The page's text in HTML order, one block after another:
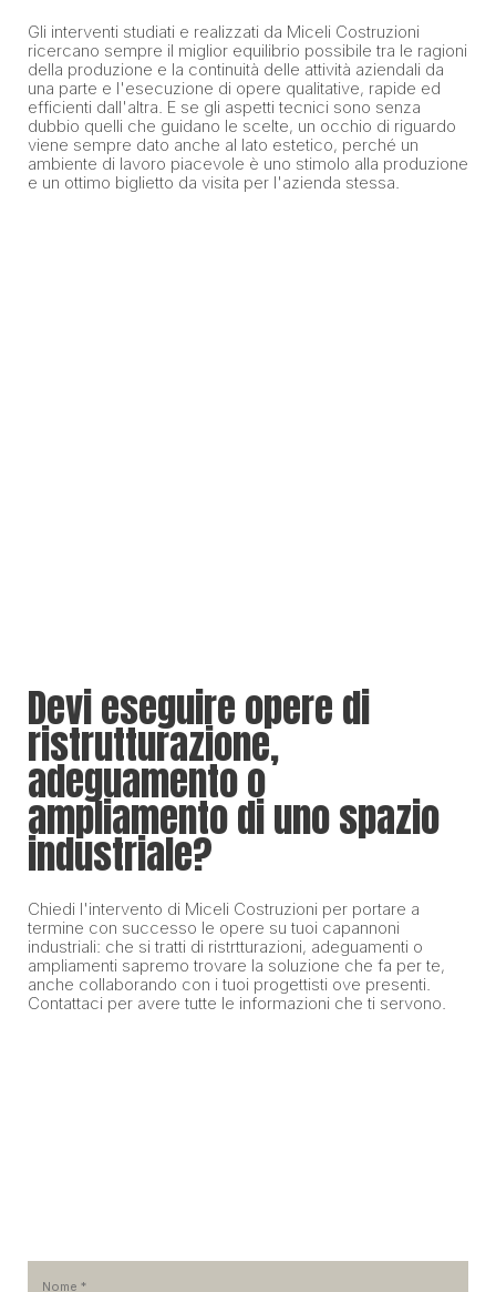
Gli interventi studiati e realizzati da Miceli Costruzioni
ricercano sempre il miglior equilibrio possibile tra le ragioni
della produzione e la continuità delle attività aziendali da
una parte e l'esecuzione di opere qualitative, rapide ed
efficienti dall'altra. E se gli aspetti tecnici sono senza
dubbio quelli che guidano le scelte, un occhio di riguardo
viene sempre dato anche al lato estetico, perché un
ambiente di lavoro piacevole è uno stimolo alla produzione
e un ottimo biglietto da visita per l'azienda stessa.
Devi eseguire opere di
ristrutturazione,
adeguamento o
ampliamento di uno spazio
industriale?
Chiedi l'intervento di Miceli Costruzioni per portare a
termine con successo le opere su tuoi capannoni
industriali: che si tratti di ristrtturazioni, adeguamenti o
ampliamenti sapremo trovare la soluzione che fa per te,
anche collaborando con i tuoi progettisti ove presenti.
Contattaci per avere tutte le informazioni che ti servono.